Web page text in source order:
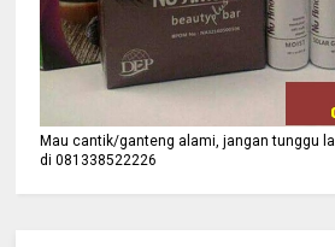
Mau cantik/ganteng alami, jangan tunggu
di 081338522226